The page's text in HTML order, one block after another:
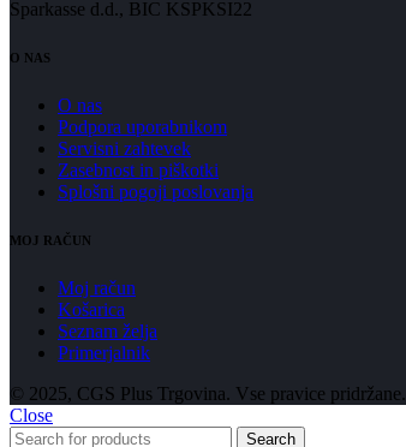
Sparkasse d.d., BIC KSPKSI22
O NAS
O nas
Podpora uporabnikom
Servisni zahtevek
Zasebnost in piškotki
Splošni pogoji poslovanja
MOJ RAČUN
Moj račun
Košarica
Seznam želja
Primerjalnik
© 2025, CGS Plus Trgovina. Vse pravice pridržane.
Close
Search